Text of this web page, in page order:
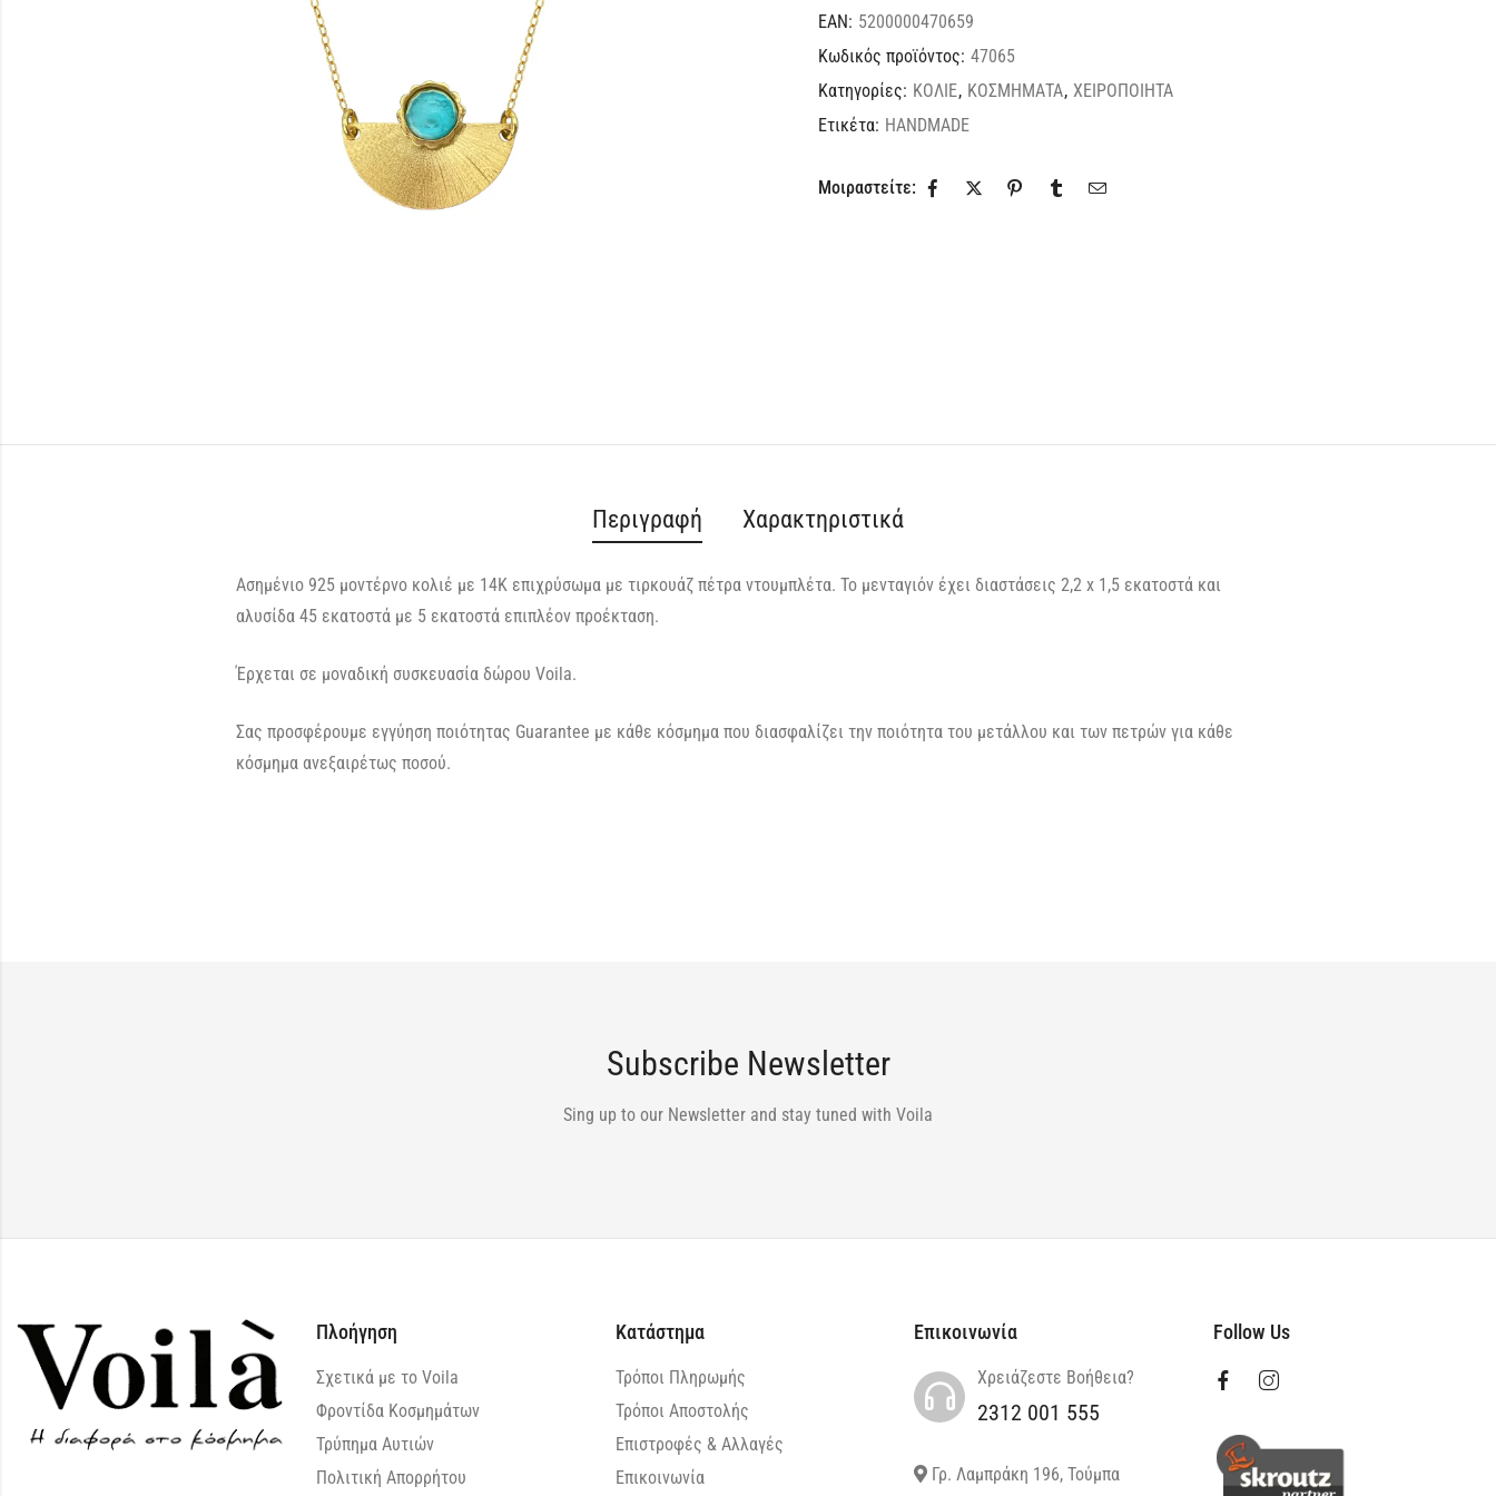
EAN: 5200000470659
Κωδικός προϊόντος: 47065
Κατηγορίες: ΚΟΛΙΕ, ΚΟΣΜΗΜΑΤΑ, ΧΕΙΡΟΠΟΙΗΤΑ
Ετικέτα: HANDMADE
Μοιραστείτε:
Περιγραφή Χαρακτηριστικά
Ασημένιο 925 μοντέρνο κολιέ με 14Κ επιχρύσωμα με τιρκουάζ πέτρα ντουμπλέτα. Το μενταγιόν έχει διαστάσεις 2,2 x 1,5 εκατοστά και
αλυσίδα 45 εκατοστά με 5 εκατοστά επιπλέον προέκταση.
Έρχεται σε μοναδική συσκευασία δώρου Voila.
Σας προσφέρουμε εγγύηση ποιότητας Guarantee με κάθε κόσμημα που διασφαλίζει την ποιότητα του μετάλλου και των πετρών για κάθε
κόσμημα ανεξαιρέτως ποσού.
Subscribe Newsletter
Sing up to our Newsletter and stay tuned with Voila
Πλοήγηση
Σχετικά με το Voila
Φροντίδα Κοσμημάτων
Τρύπημα Αυτιών
Πολιτική Απορρήτου
Κατάστημα
Τρόποι Πληρωμής
Τρόποι Αποστολής
Επιστροφές & Αλλαγές
Επικοινωνία
Επικοινωνία
Χρειάζεστε Βοήθεια?
2312 001 555
Γρ. Λαμπράκη 196, Τούμπα
Follow Us